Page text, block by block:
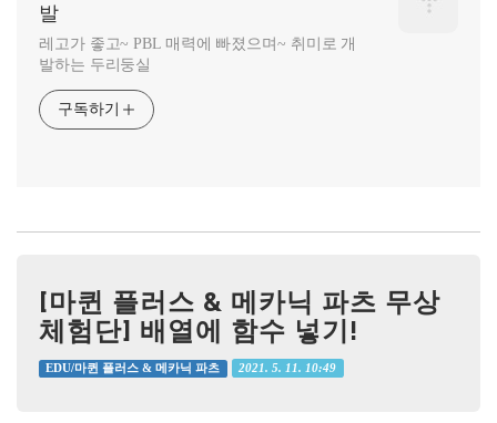
발
레고가 좋고~ PBL 매력에 빠졌으며~ 취미로 개
발하는 두리둥실
구독하기
[마퀸 플러스 & 메카닉 파츠 무상
체험단] 배열에 함수 넣기!
EDU/마퀸 플러스 & 메카닉 파츠 2021. 5. 11. 10:49